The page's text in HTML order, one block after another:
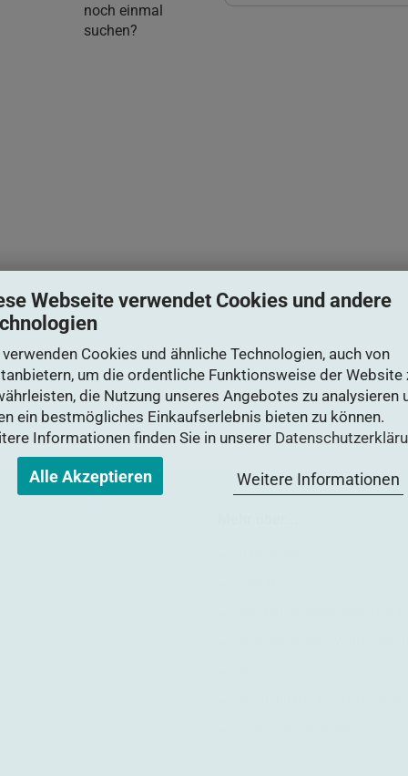
Webseite verwendet Cookies und andere
Cookies und ähnliche Technologien, auch von
um die ordentliche Funktionsweise der Website
die Nutzung unseres Angebotes zu analysieren
ein bestmögliches Einkaufserlebnis bieten zu können.
Informationen finden Sie in unserer
Alle Akzeptieren Weitere Informationen
noch einmal
suchen?